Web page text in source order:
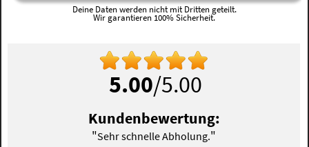
Deine Daten werden nicht mit Dritten geteilt.
Wir garantieren 100% Sicherheit.
5.00/5.00
Kundenbewertung:
"Sehr schnelle Abholung."